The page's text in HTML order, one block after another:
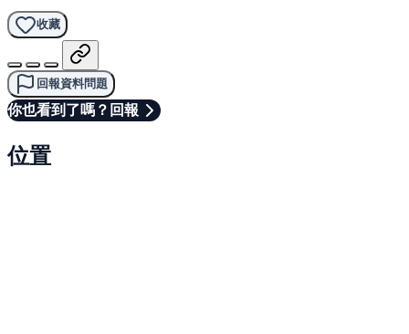
收藏
回報資料問題
你也看到了嗎？回報
位置